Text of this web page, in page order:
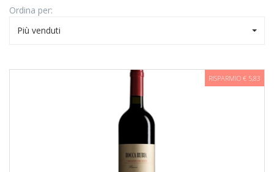
Ordina per:
Più venduti
RISPARMIO € 5,83